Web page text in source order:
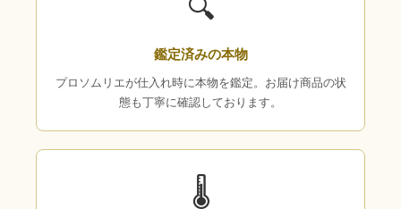
🔍
鑑定済みの本物
プロソムリエが仕入れ時に本物を鑑定。お届け商品の状
態も丁寧に確認しております。
🌡